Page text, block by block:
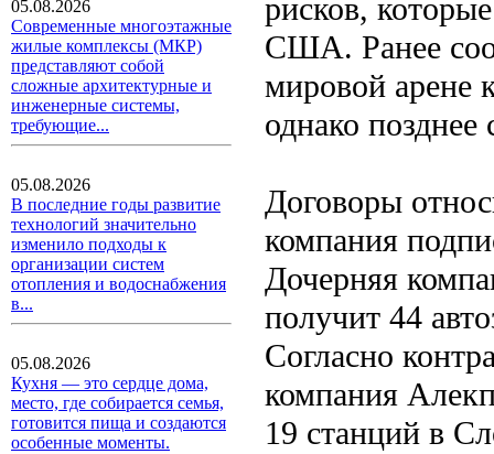
05.08.2026
Современные многоэтажные
жилые комплексы (МКР)
представляют собой
сложные архитектурные и
инженерные системы,
требующие...
05.08.2026
В последние годы развитие
технологий значительно
изменило подходы к
организации систем
отопления и водоснабжения
в...
05.08.2026
Кухня — это сердце дома,
место, где собирается семья,
готовится пища и создаются
особенные моменты.
рисков,
США. Ранее
мировой арене
однако
Договоры
компания
Дочерняя
получит 44
Согласно
компания
19 станций в